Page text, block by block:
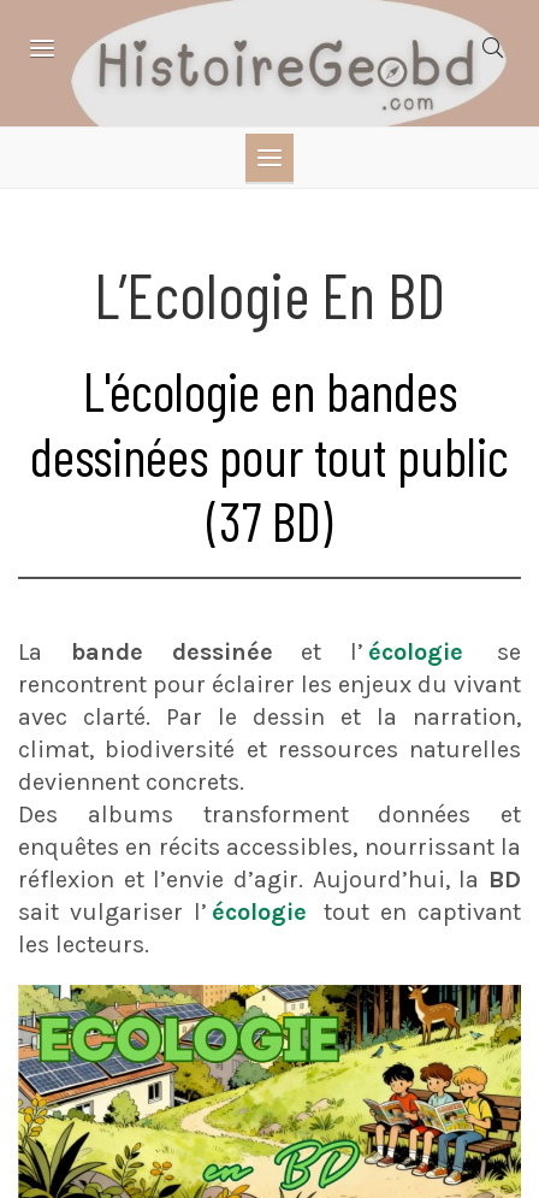
SCIENCES,
LITTÉRATURE EN
BANDE DESSINÉE
L’Ecologie En BD
L'écologie en bandes
dessinées pour tout public
(37 BD)
La bande dessinée et l’ écologie
se
rencontrent pour éclairer les enjeux du vivant
avec clarté. Par le dessin et la narration,
climat, biodiversité et ressources naturelles
deviennent concrets.
Des albums transforment données et
enquêtes en récits accessibles, nourrissant la
réflexion et l’envie d’agir. Aujourd’hui, la BD
sait vulgariser l’ écologie
tout en captivant
les lecteurs.